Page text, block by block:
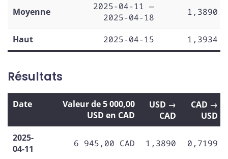
Moyenne
2025-04-11 —
2025-04-18
1,3890
Haut 2025-04-15 1,3934
Résultats
Date
Valeur de 5 000,00
USD en CAD
USD →
CAD
CAD →
USD
2025-
04-11
6 945,00 CAD 1,3890 0,7199